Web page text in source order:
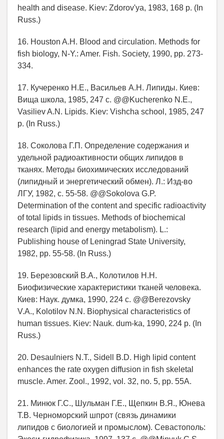
health and disease. Kiev: Zdorov'ya, 1983, 168 p. (In
Russ.)
16. Houston A.H. Blood and circulation. Methods for
fish biology, N-Y.: Amer. Fish. Society, 1990, pp. 273-
334.
17. Кучеренко Н.Е., Васильев А.Н. Липиды. Киев:
Вища школа, 1985, 247 с. @@Kucherenko N.E.,
Vasiliev A.N. Lipids. Kiev: Vishcha school, 1985, 247
p. (In Russ.)
18. Соколова Г.П. Определение содержания и
удельной радиоактивности общих липидов в
тканях. Методы биохимических исследований
(липидный и энергетический обмен). Л.: Изд-во
ЛГУ, 1982, c. 55-58. @@Sokolova G.P.
Determination of the content and specific radioactivity
of total lipids in tissues. Methods of biochemical
research (lipid and energy metabolism). L.:
Publishing house of Leningrad State University,
1982, pp. 55-58. (In Russ.)
19. Березовский В.А., Колотилов Н.Н.
Биофизические характеристики тканей человека.
Киев: Наук. думка, 1990, 224 с. @@Berezovsky
V.A., Kolotilov N.N. Biophysical characteristics of
human tissues. Kiev: Nauk. dum-ka, 1990, 224 p. (In
Russ.)
20. Desaulniers N.T., Sidell B.D. High lipid content
enhances the rate oxygen diffusion in fish skeletal
muscle. Amer. Zool., 1992, vol. 32, no. 5, pp. 55A.
21. Минюк Г.С., Шульман Г.Е., Щепкин В.Я., Юнева
Т.В. Черноморский шпрот (связь динамики
липидов с биологией и промыслом). Севастополь: